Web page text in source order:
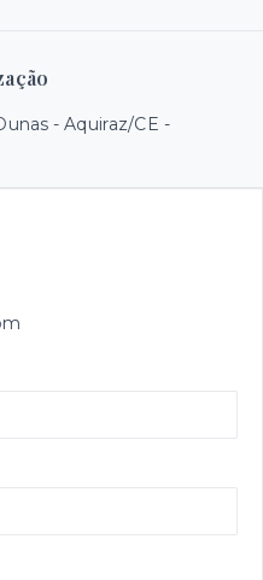
- Aquiraz/CE -